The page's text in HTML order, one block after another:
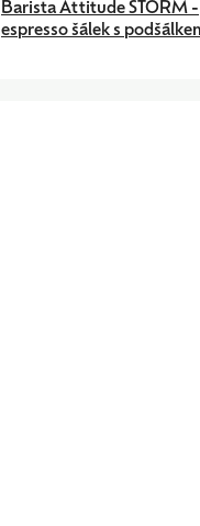
Barista Attitude STORM -
espresso šálek s